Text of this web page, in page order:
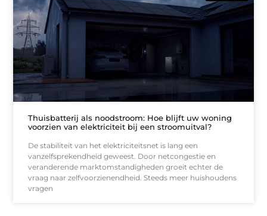
Thuisbatterij als noodstroom: Hoe blijft uw woning
voorzien van elektriciteit bij een stroomuitval?
De stabiliteit van het elektriciteitsnet is lang een
vanzelfsprekendheid geweest. Door netcongestie en
veranderende marktomstandigheden groeit echter de
vraag naar zelfvoorzienendheid. Steeds meer huishoudens
vragen